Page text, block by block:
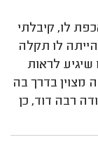
לו, קיבלתי
לו תקלה
לראות
בדרך בה
רבה דוד, כן